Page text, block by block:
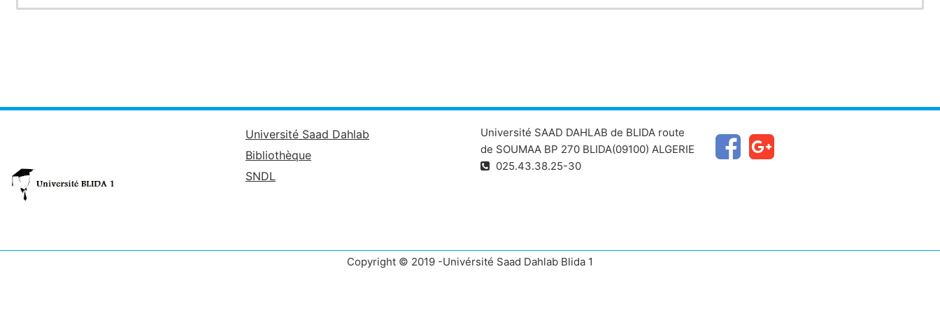
Université Saad Dahlab
Bibliothèque
SNDL
Université SAAD DAHLAB de BLIDA route
de SOUMAA BP 270 BLIDA(09100) ALGERIE
025.43.38.25-30
Copyright © 2019 -Univérsité Saad Dahlab Blida 1